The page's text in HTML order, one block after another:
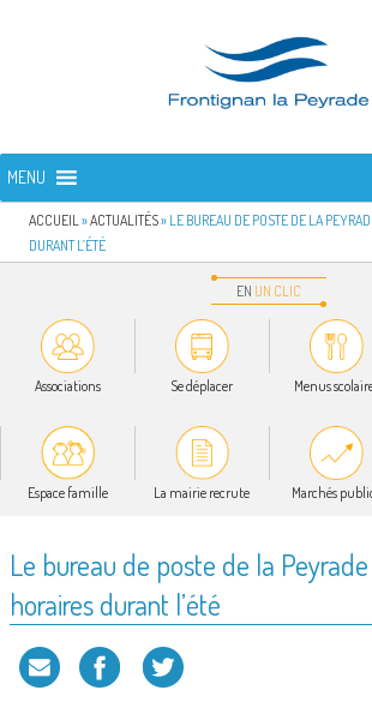
FRONTIGNAN LA
MENU
ACCUEIL »ACTUALITÉS» LE BUREAU DE POSTE DE LA
DURANT L’ÉTÉ
EN UN CLIC
Associations Se déplacer Menus
Espace famille La mairie recrute Marchés
Le bureau de poste de la
horaires durant l’été